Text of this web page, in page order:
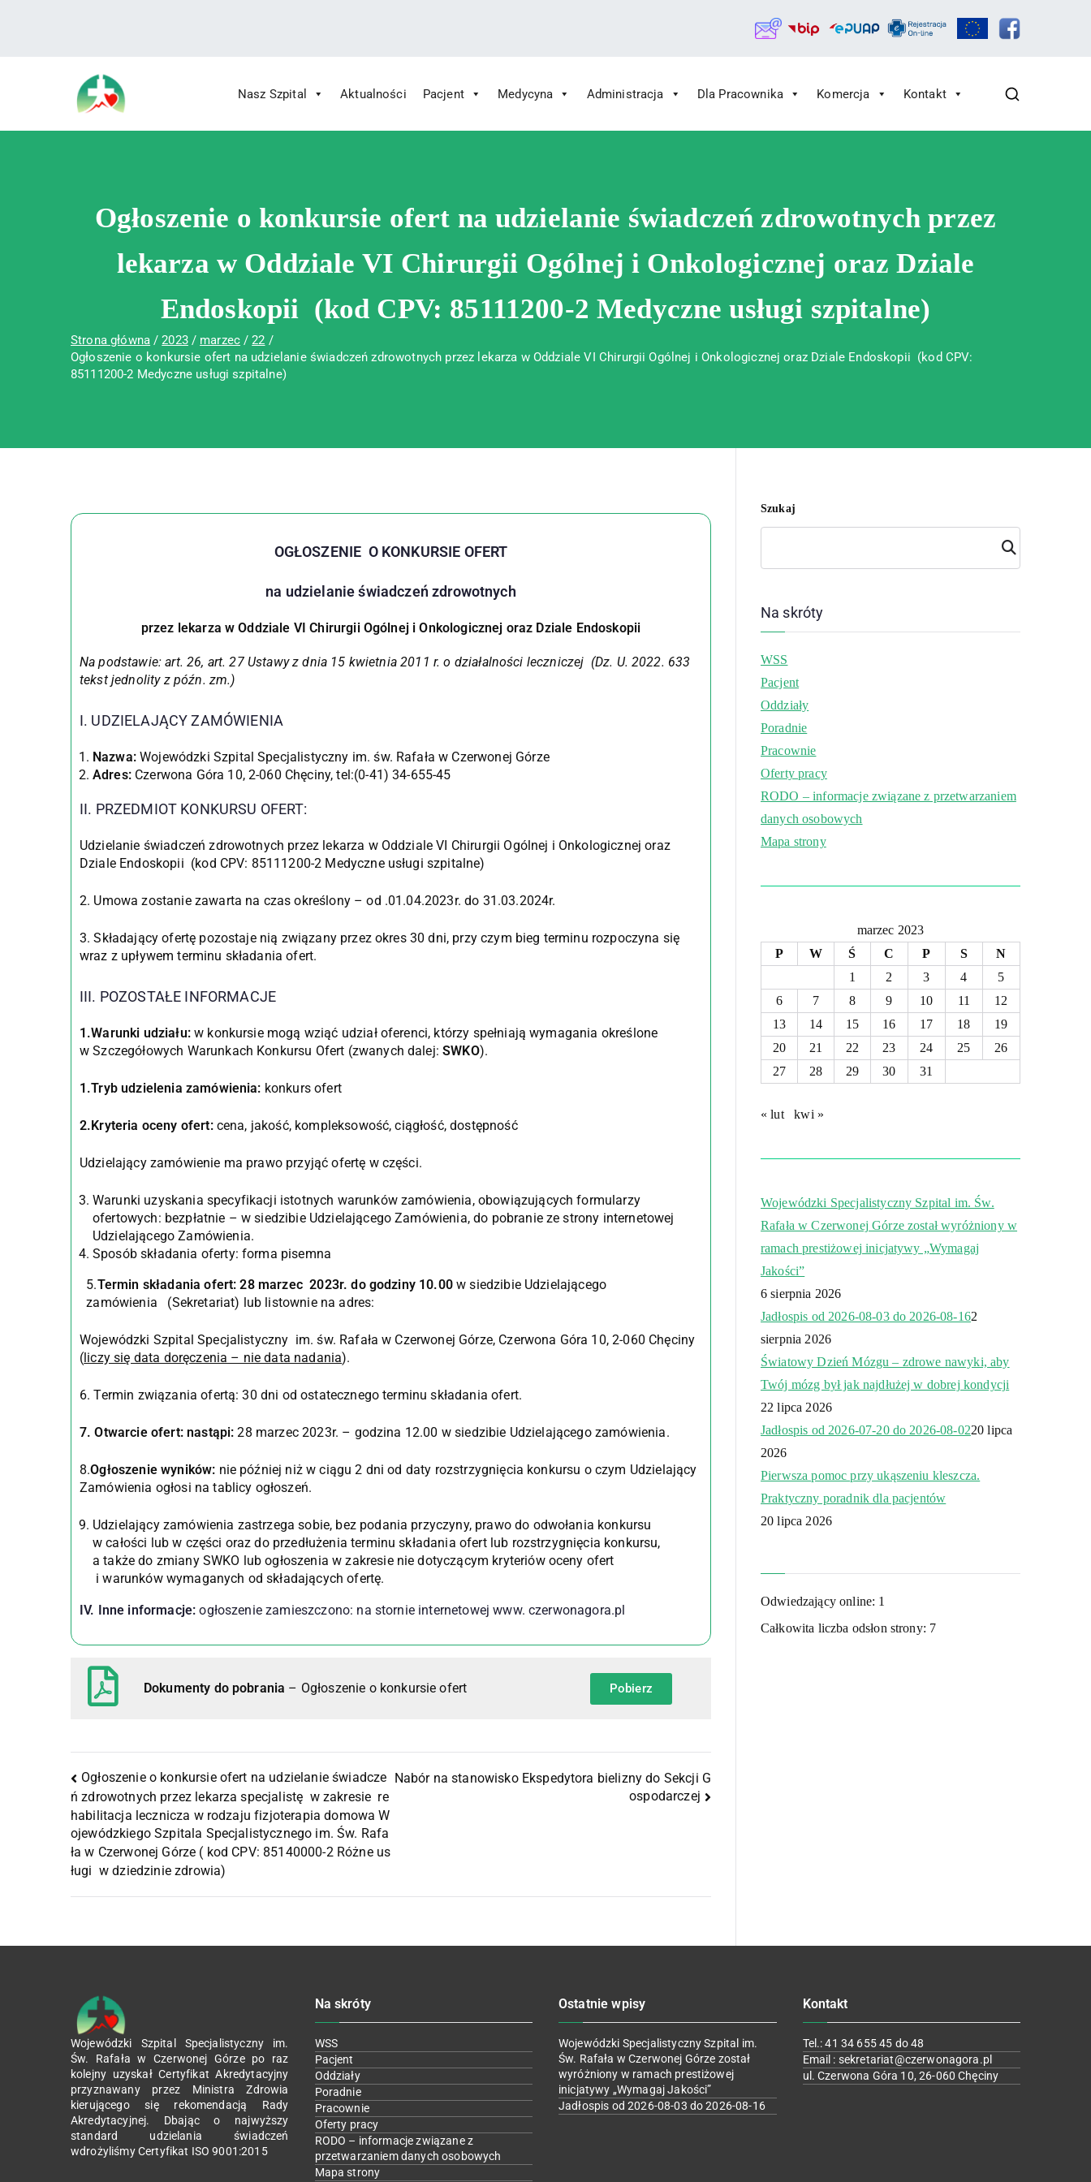
Wojewódzki Szpital Specjalistyczny im. Św. Rafała w Czerwonej Górze
Wojewódzki Szpital Specjalistyczny im. Św. Rafała w Czerwonej Górze
Nasz Szpital Aktualności Pacjent Medycyna Administracja Dla Pracownika Komercja Kontakt
Ogłoszenie o konkursie ofert na udzielanie świadczeń zdrowotnych przez
lekarza w Oddziale VI Chirurgii Ogólnej i Onkologicznej oraz Dziale
Endoskopii (kod CPV: 85111200-2 Medyczne usługi szpitalne)
Strona główna 2023 marzec
22
Ogłoszenie o konkursie ofert na udzielanie świadczeń zdrowotnych przez lekarza w Oddziale VI Chirurgii Ogólnej i Onkologicznej oraz Dziale Endoskopii (kod CPV:
85111200-2 Medyczne usługi szpitalne)
OGŁOSZENIE O KONKURSIE OFERT
na udzielanie świadczeń zdrowotnych
przez lekarza w Oddziale VI Chirurgii Ogólnej i Onkologicznej oraz Dziale Endoskopii
Na podstawie: art. 26, art. 27 Ustawy z dnia 15 kwietnia 2011 r. o działalności leczniczej (Dz. U. 2022. 633
tekst jednolity z późn. zm.)
I. UDZIELAJĄCY ZAMÓWIENIA
Nazwa:Wojewódzki Szpital Specjalistyczny im. św. Rafała w Czerwonej Górze
Adres:Czerwona Góra 10, 2-060 Chęciny, tel:(0-41) 34-655-45
II. PRZEDMIOT KONKURSU OFERT:
Udzielanie świadczeń zdrowotnych przez lekarza w Oddziale VI Chirurgii Ogólnej i Onkologicznej oraz
Dziale Endoskopii (kod CPV: 85111200-2 Medyczne usługi szpitalne)
2. Umowa zostanie zawarta na czas określony – od .01.04.2023r. do 31.03.2024r.
3. Składający ofertę pozostaje nią związany przez okres 30 dni, przy czym bieg terminu rozpoczyna się
wraz z upływem terminu składania ofert.
III. POZOSTAŁE INFORMACJE
1.Warunki udziału:w konkursie mogą wziąć udział oferenci, którzy spełniają wymagania określone
w Szczegółowych Warunkach Konkursu Ofert (zwanych dalej:SWKO).
1.Tryb udzielenia zamówienia: konkurs ofert
2.Kryteria oceny ofert: cena, jakość, kompleksowość, ciągłość, dostępność
Udzielający zamówienie ma prawo przyjąć ofertę w części.
Warunki uzyskania specyfikacji istotnych warunków zamówienia, obowiązujących formularzy
ofertowych: bezpłatnie – w siedzibie Udzielającego Zamówienia, do pobranie ze strony internetowej
Udzielającego Zamówienia.
Sposób składania oferty: forma pisemna
5.Termin składania ofert: 28 marzec 2023r. do godziny 10.00w siedzibie Udzielającego
zamówienia (Sekretariat) lub listownie na adres:
Wojewódzki Szpital Specjalistyczny im. św. Rafała w Czerwonej Górze, Czerwona Góra 10, 2-060 Chęciny
(liczy się data doręczenia – nie data nadania).
6. Termin związania ofertą: 30 dni od ostatecznego terminu składania ofert.
7. Otwarcie ofert: nastąpi:28 marzec 2023r. – godzina 12.00 w siedzibie Udzielającego zamówienia.
8.Ogłoszenie wyników: nie później niż w ciągu 2 dni od daty rozstrzygnięcia konkursu o czym Udzielający
Zamówienia ogłosi na tablicy ogłoszeń.
Udzielający zamówienia zastrzega sobie, bez podania przyczyny, prawo do odwołania konkursu
w całości lub w części oraz do przedłużenia terminu składania ofert lub rozstrzygnięcia konkursu,
a także do zmiany SWKO lub ogłoszenia w zakresie nie dotyczącym kryteriów oceny ofert
i warunków wymaganych od składających ofertę.
IV. Inne informacje:ogłoszenie zamieszczono: na stornie internetowej www. czerwonagora.pl
Dokumenty do pobrania – Ogłoszenie o konkursie ofert Pobierz
Ogłoszenie o konkursie ofert na udzielanie świadcze
ń zdrowotnych przez lekarza specjalistę w zakresie re
habilitacja lecznicza w rodzaju fizjoterapia domowa W
ojewódzkiego Szpitala Specjalistycznego im. Św. Rafa
ła w Czerwonej Górze ( kod CPV: 85140000-2 Różne us
ługi w dziedzinie zdrowia)
Nabór na stanowisko Ekspedytora bielizny do Sekcji G
ospodarczej
Szukaj
Szuk
aj
Na skróty
WSS
Pacjent
Oddziały
Poradnie
Pracownie
Oferty pracy
RODO – informacje związane z przetwarzaniem
danych osobowych
Mapa strony
marzec 2023
P
W Ś C P S
N
1
2 3 4
5
6
7 8 9 10 11
12
13
14 15 16 17 18
19
20
21 22 23 24 25
26
27
28 29 30 31
« lut kwi »
Wojewódzki Specjalistyczny Szpital im. Św.
Rafała w Czerwonej Górze został wyróżniony w
ramach prestiżowej inicjatywy „Wymagaj
Jakości”
6 sierpnia 2026
Jadłospis od 2026-08-03 do 2026-08-162
sierpnia 2026
Światowy Dzień Mózgu – zdrowe nawyki, aby
Twój mózg był jak najdłużej w dobrej kondycji
22 lipca 2026
Jadłospis od 2026-07-20 do 2026-08-0220 lipca
2026
Pierwsza pomoc przy ukąszeniu kleszcza.
Praktyczny poradnik dla pacjentów
20 lipca 2026
Odwiedzający online: 1
Całkowita liczba odsłon strony: 7
Wojewódzki Szpital Specjalistyczny im.
Św. Rafała w Czerwonej Górze po raz
kolejny uzyskał Certyfikat Akredytacyjny
przyznawany przez Ministra Zdrowia
kierującego się rekomendacją Rady
Akredytacyjnej. Dbając o najwyższy
standard udzielania świadczeń
wdrożyliśmy Certyfikat ISO 9001:2015
Na skróty
WSS
Pacjent
Oddziały
Poradnie
Pracownie
Oferty pracy
RODO – informacje związane z
przetwarzaniem danych osobowych
Mapa strony
Ostatnie wpisy
Wojewódzki Specjalistyczny Szpital im.
Św. Rafała w Czerwonej Górze został
wyróżniony w ramach prestiżowej
inicjatywy „Wymagaj Jakości”
Jadłospis od 2026-08-03 do 2026-08-16
Kontakt
Tel.: 41 34 655 45 do 48
Email : sekretariat@czerwonagora.pl
ul. Czerwona Góra 10, 26-060 Chęciny